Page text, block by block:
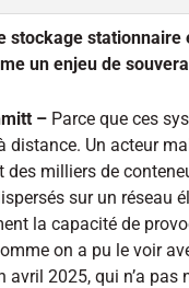
la capacité de
on a pu le voir
avril 2025, qui n’a pas
équipements sont
États-Unis, et que les
évoluent, la capacité
devient une arme
nous défendons
auprès de la DGE